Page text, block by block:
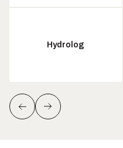
Hydrolog